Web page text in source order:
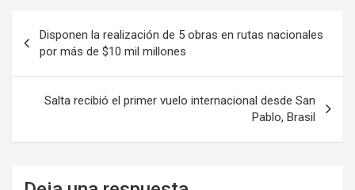
k
p
ail
tir
de
entradas
Disponen la realización de 5 obras en rutas nacionales
por más de $10 mil millones
Salta recibió el primer vuelo internacional desde San
Pablo, Brasil